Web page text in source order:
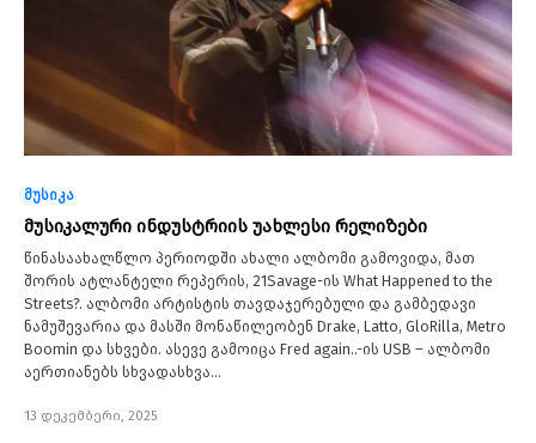
მუსიკა
მუსიკალური ინდუსტრიის უახლესი რელიზები
წინასაახალწლო პერიოდში ახალი ალბომი გამოვიდა, მათ
შორის ატლანტელი რეპერის, 21Savage-ის What Happened to the
Streets?. ალბომი არტისტის თავდაჯერებული და გამბედავი
ნამუშევარია და მასში მონაწილეობენ Drake, Latto, GloRilla, Metro
Boomin და სხვები. ასევე გამოიცა Fred again..-ის USB – ალბომი
აერთიანებს სხვადასხვა…
13 დეკემბერი, 2025